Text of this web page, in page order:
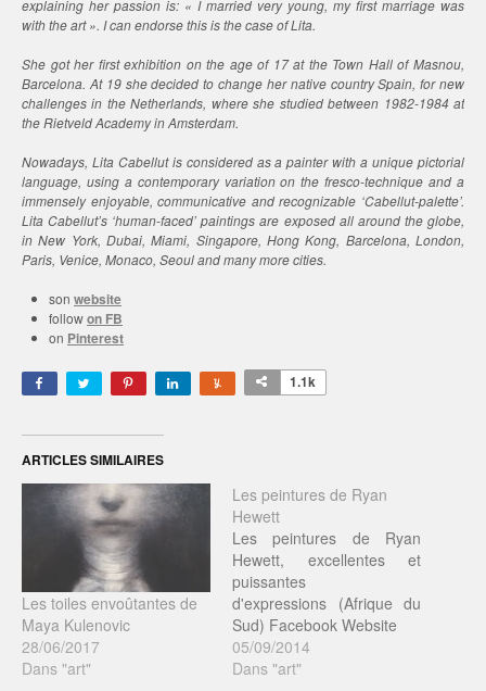
explaining her passion is: « I married very young, my first marriage was
with the art ». I can endorse this is the case of Lita.
She got her first exhibition on the age of 17 at the Town Hall of Masnou,
Barcelona. At 19 she decided to change her native country Spain, for new
challenges in the Netherlands, where she studied between 1982-1984 at
the Rietveld Academy in Amsterdam.
Nowadays, Lita Cabellut is considered as a painter with a unique pictorial
language, using a contemporary variation on the fresco-technique and a
immensely enjoyable, communicative and recognizable ‘Cabellut-palette’.
Lita Cabellut’s ‘human-faced’ paintings are exposed all around the globe,
in New York, Dubai, Miami, Singapore, Hong Kong, Barcelona, London,
Paris, Venice, Monaco, Seoul and many more cities.
son website
followon FB
on Pinterest
1.1k
ARTICLES SIMILAIRES
Les toiles envoûtantes de
Maya Kulenovic
28/06/2017
Dans "art"
Les peintures de Ryan
Hewett
Les peintures de Ryan
Hewett, excellentes et
puissantes
d'expressions (Afrique du
Sud) Facebook Website
05/09/2014
Dans "art"